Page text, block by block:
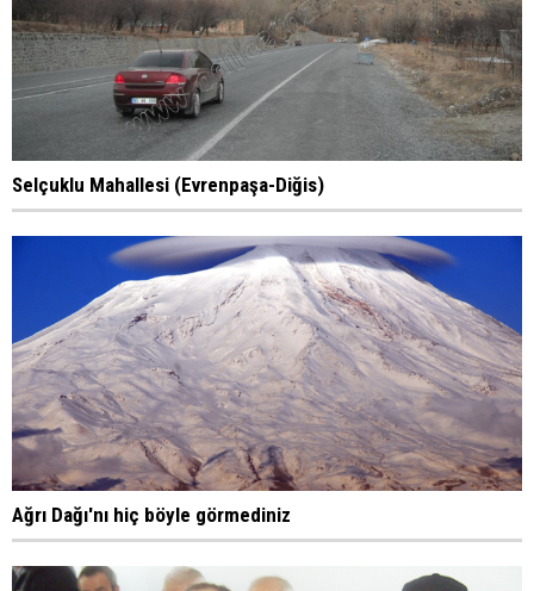
Selçuklu Mahallesi (Evrenpaşa-Diğis)
Ağrı Dağı'nı hiç böyle görmediniz